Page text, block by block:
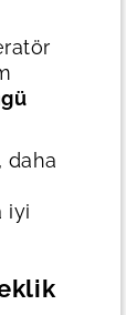
daha
iyi